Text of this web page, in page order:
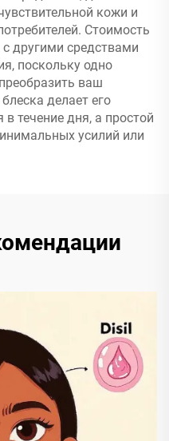
кожи и
Стоимость
другими средствами
поскольку одно
ваш
делает его
течение дня, а простой
усилий или